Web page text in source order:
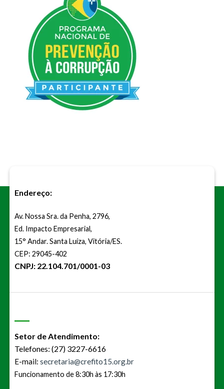
Endereço:
Av. Nossa Sra. da Penha, 2796,
Ed. Impacto Empresarial,
15° Andar. Santa Luíza, Vitória/ES.
CEP: 29045-402
CNPJ: 22.104.701/0001-03
Setor de Atendimento:
Telefones: (27) 3227-6616
E-mail: secretaria@crefito15.org.br
Funcionamento de 8:30h às 17:30h